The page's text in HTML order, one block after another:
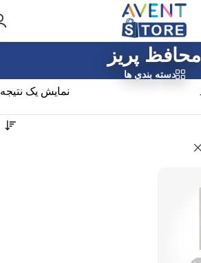
محافظ پریز
دسته بندی ها
نمایش یک نتیجه